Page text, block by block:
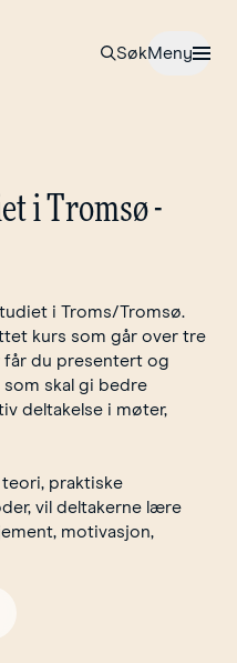
SøkÅpne
Meny
iTromsø-
i Troms/Tromsø.
kurs som går over tre
får du presentert og
skal gi bedre
deltakelse i møter,
praktiske
vil deltakerne lære
motivasjon,